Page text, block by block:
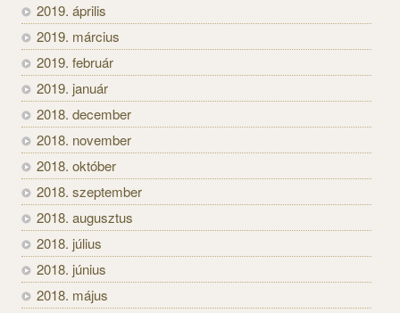
2019. április
2019. március
2019. február
2019. január
2018. december
2018. november
2018. október
2018. szeptember
2018. augusztus
2018. július
2018. június
2018. május